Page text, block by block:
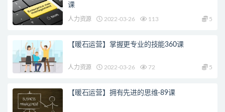
课
人力资源 2022-03-26 113 5
【暖石运营】掌握更专业的技能360课
人力资源 2022-03-26 72 5
【暖石运营】拥有先进的思维-89课